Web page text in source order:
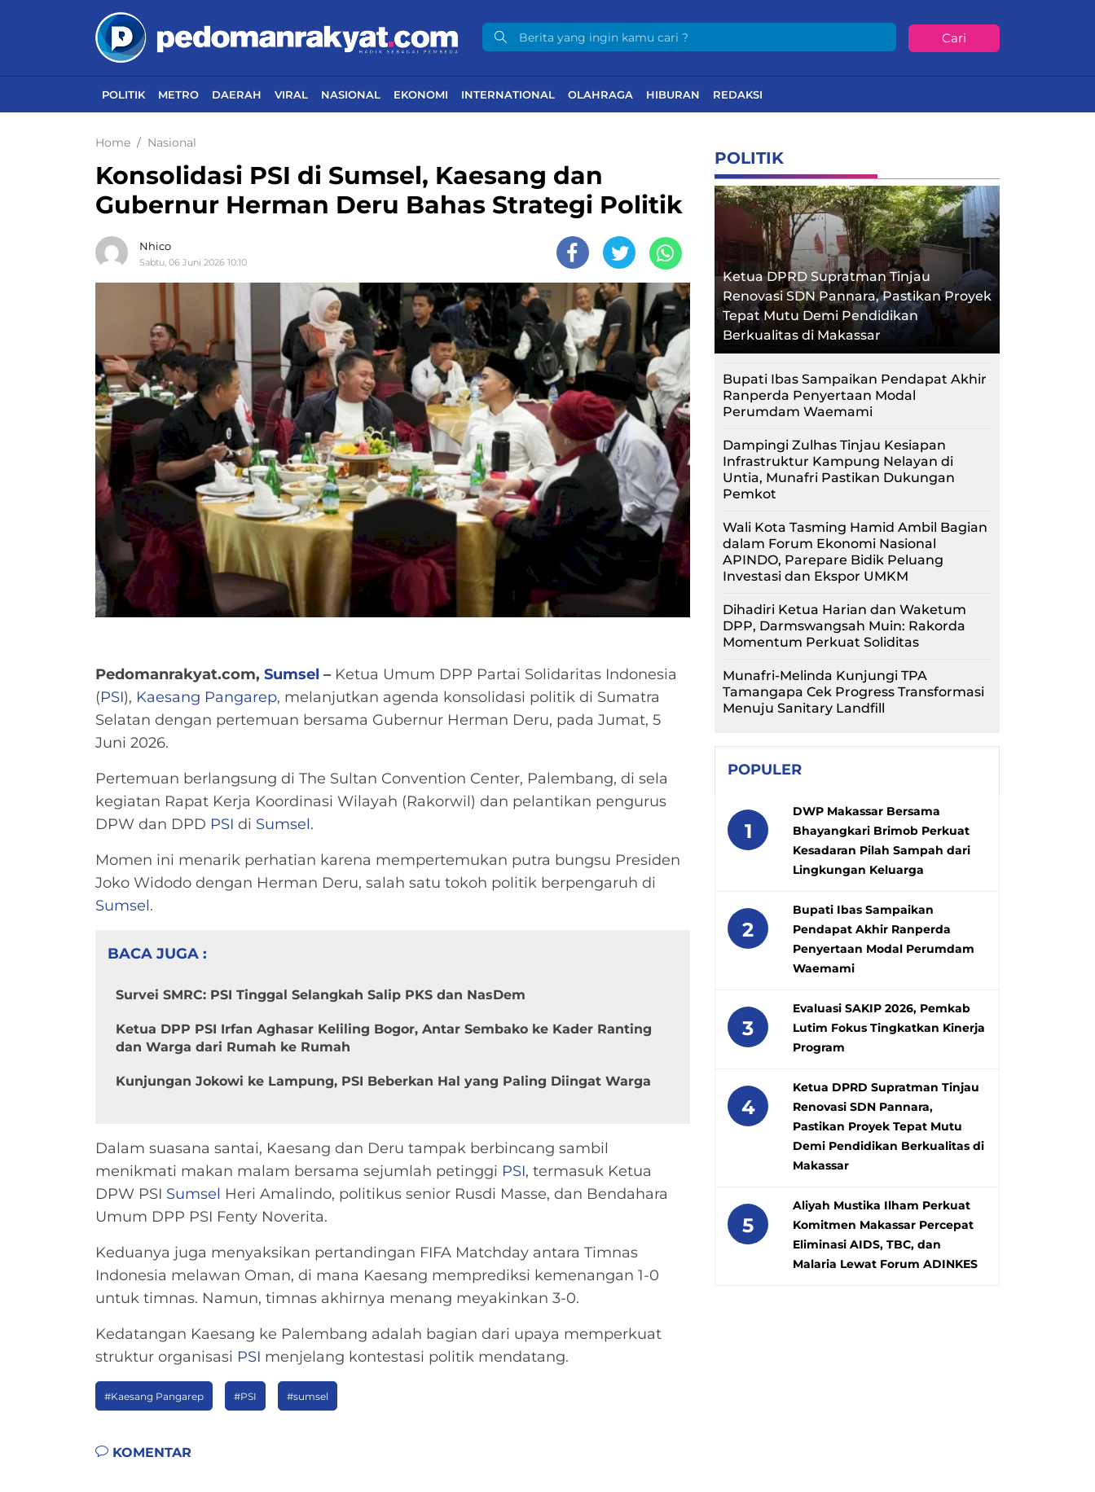
Cari
POLITIK METRO DAERAH VIRAL NASIONAL EKONOMI INTERNATIONAL OLAHRAGA HIBURAN REDAKSI
Home Nasional
Konsolidasi PSI di Sumsel, Kaesang dan
Gubernur Herman Deru Bahas Strategi Politik
Nhico
Sabtu, 06 Juni 2026 10:10
Pedomanrakyat.com, Sumsel – Ketua Umum DPP Partai Solidaritas Indonesia
(PSI), Kaesang Pangarep, melanjutkan agenda konsolidasi politik di Sumatra
Selatan dengan pertemuan bersama Gubernur Herman Deru, pada Jumat, 5
Juni 2026.
Pertemuan berlangsung di The Sultan Convention Center, Palembang, di sela
kegiatan Rapat Kerja Koordinasi Wilayah (Rakorwil) dan pelantikan pengurus
DPW dan DPD PSI di Sumsel.
Momen ini menarik perhatian karena mempertemukan putra bungsu Presiden
Joko Widodo dengan Herman Deru, salah satu tokoh politik berpengaruh di
Sumsel.
BACA JUGA :
Survei SMRC: PSI Tinggal Selangkah Salip PKS dan NasDem
Ketua DPP PSI Irfan Aghasar Keliling Bogor, Antar Sembako ke Kader Ranting
dan Warga dari Rumah ke Rumah
Kunjungan Jokowi ke Lampung, PSI Beberkan Hal yang Paling Diingat Warga
Dalam suasana santai, Kaesang dan Deru tampak berbincang sambil
menikmati makan malam bersama sejumlah petinggi PSI, termasuk Ketua
DPW PSI Sumsel Heri Amalindo, politikus senior Rusdi Masse, dan Bendahara
Umum DPP PSI Fenty Noverita.
Keduanya juga menyaksikan pertandingan FIFA Matchday antara Timnas
Indonesia melawan Oman, di mana Kaesang memprediksi kemenangan 1-0
untuk timnas. Namun, timnas akhirnya menang meyakinkan 3-0.
Kedatangan Kaesang ke Palembang adalah bagian dari upaya memperkuat
struktur organisasi PSI menjelang kontestasi politik mendatang.
#Kaesang Pangarep #PSI #sumsel
KOMENTAR
POLITIK
Ketua DPRD Supratman Tinjau
Renovasi SDN Pannara, Pastikan Proyek
Tepat Mutu Demi Pendidikan
Berkualitas di Makassar
Bupati Ibas Sampaikan Pendapat Akhir
Ranperda Penyertaan Modal
Perumdam Waemami
Dampingi Zulhas Tinjau Kesiapan
Infrastruktur Kampung Nelayan di
Untia, Munafri Pastikan Dukungan
Pemkot
Wali Kota Tasming Hamid Ambil Bagian
dalam Forum Ekonomi Nasional
APINDO, Parepare Bidik Peluang
Investasi dan Ekspor UMKM
Dihadiri Ketua Harian dan Waketum
DPP, Darmswangsah Muin: Rakorda
Momentum Perkuat Soliditas
Munafri-Melinda Kunjungi TPA
Tamangapa Cek Progress Transformasi
Menuju Sanitary Landfill
POPULER
1
DWP Makassar Bersama
Bhayangkari Brimob Perkuat
Kesadaran Pilah Sampah dari
Lingkungan Keluarga
2
Bupati Ibas Sampaikan
Pendapat Akhir Ranperda
Penyertaan Modal Perumdam
Waemami
3
Evaluasi SAKIP 2026, Pemkab
Lutim Fokus Tingkatkan Kinerja
Program
4
Ketua DPRD Supratman Tinjau
Renovasi SDN Pannara,
Pastikan Proyek Tepat Mutu
Demi Pendidikan Berkualitas di
Makassar
5
Aliyah Mustika Ilham Perkuat
Komitmen Makassar Percepat
Eliminasi AIDS, TBC, dan
Malaria Lewat Forum ADINKES